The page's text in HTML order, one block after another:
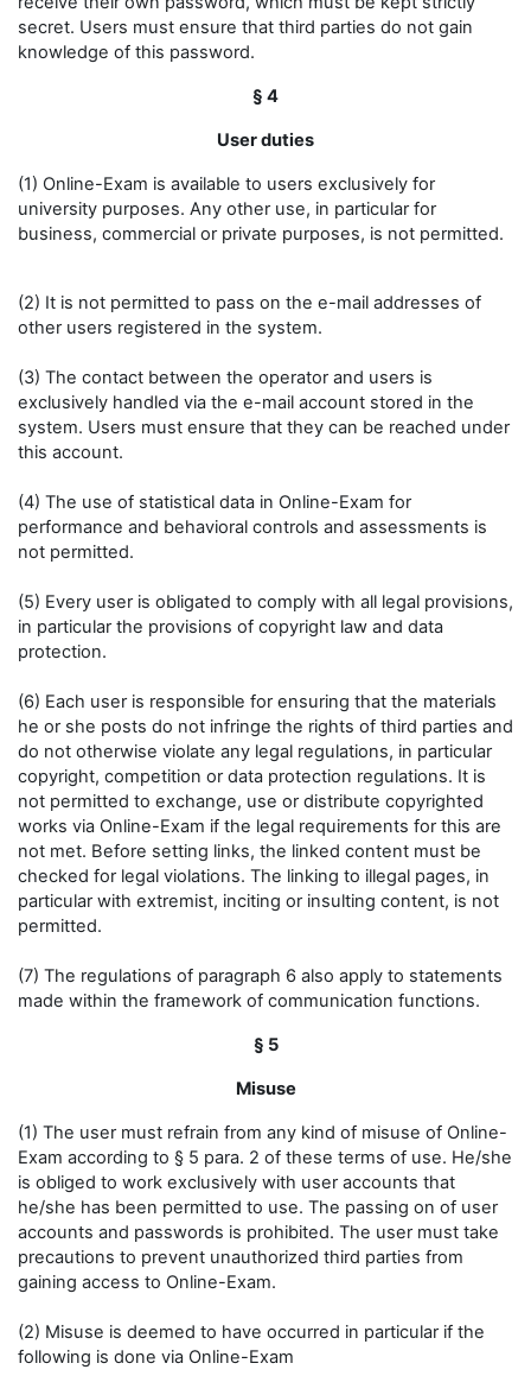
secret. Users must ensure that third parties do not gain
knowledge of this password.
§ 4
User duties
(1) Online-Exam is available to users exclusively for
university purposes. Any other use, in particular for
business, commercial or private purposes, is not permitted.
(2) It is not permitted to pass on the e-mail addresses of
other users registered in the system.
(3) The contact between the operator and users is
exclusively handled via the e-mail account stored in the
system. Users must ensure that they can be reached under
this account.
(4) The use of statistical data in Online-Exam for
performance and behavioral controls and assessments is
not permitted.
(5) Every user is obligated to comply with all legal provisions,
in particular the provisions of copyright law and data
protection.
(6) Each user is responsible for ensuring that the materials
he or she posts do not infringe the rights of third parties and
do not otherwise violate any legal regulations, in particular
copyright, competition or data protection regulations. It is
not permitted to exchange, use or distribute copyrighted
works via Online-Exam if the legal requirements for this are
not met. Before setting links, the linked content must be
checked for legal violations. The linking to illegal pages, in
particular with extremist, inciting or insulting content, is not
permitted.
(7) The regulations of paragraph 6 also apply to statements
made within the framework of communication functions.
§ 5
Misuse
(1) The user must refrain from any kind of misuse of Online-
Exam according to § 5 para. 2 of these terms of use. He/she
is obliged to work exclusively with user accounts that
he/she has been permitted to use. The passing on of user
accounts and passwords is prohibited. The user must take
precautions to prevent unauthorized third parties from
gaining access to Online-Exam.
(2) Misuse is deemed to have occurred in particular if the
following is done via Online-Exam